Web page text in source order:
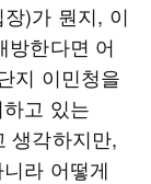
)가 뭔지, 이
방한다면 어
지 이민청을
고 있는
생각하지만,
라 어떻게